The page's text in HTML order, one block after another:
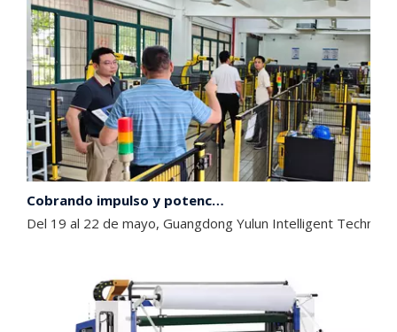
Del 19 al 22 de mayo, Guangdong Yulun Intelligent